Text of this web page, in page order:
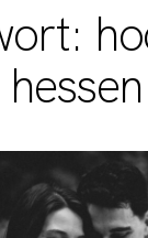
HOME
INFOS